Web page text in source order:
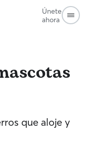
Únete
ahora
que aloje y